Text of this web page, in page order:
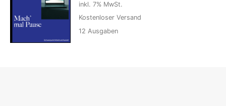
inkl. 7% MwSt.
Kostenloser Versand
12 Ausgaben